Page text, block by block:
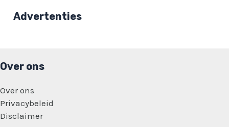
verwarming
Advertenties
Over ons
Over ons
Privacybeleid
Disclaimer